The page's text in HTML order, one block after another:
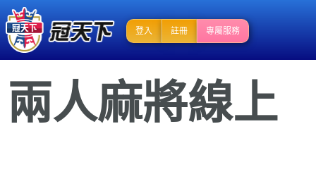
登入 註冊 專屬服務
兩人麻將線上